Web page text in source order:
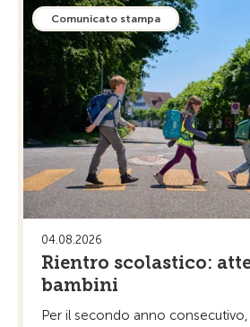
Comunicato stampa
04.08.2026
Rientro scolastico:
bambini
Per il secondo anno